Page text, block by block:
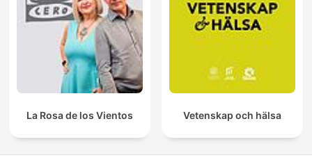
La Rosa de los Vientos Vetenskap och hälsa